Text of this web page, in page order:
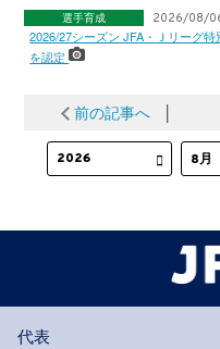
選手育成 2026/08/
2026/27シーズン JFA・Ｊリーグ特
を認定
前の記事へ
代表